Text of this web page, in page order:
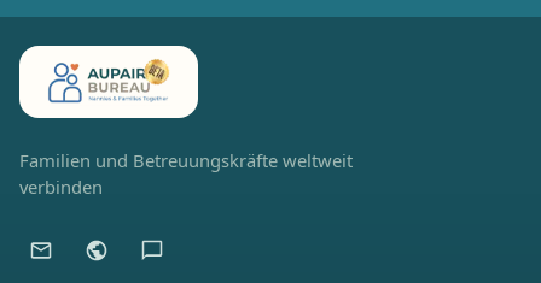
Familien und Betreuungskräfte weltweit
verbinden